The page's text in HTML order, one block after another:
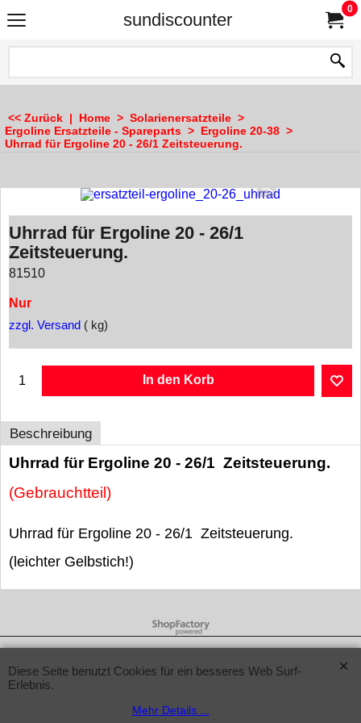
sundiscounter
0
<< Zurück | Home > Solarienersatzteile >
Ergoline Ersatzteile - Spareparts > Ergoline 20-38 >
Uhrrad für Ergoline 20 - 26/1 Zeitsteuerung.
Uhrrad für Ergoline 20 - 26/1
Zeitsteuerung.
81510
Nur
zzgl. Versand kg
In den Korb
Beschreibung
Uhrrad für Ergoline 20 - 26/1 Zeitsteuerung.
(Gebrauchtteil)
Uhrrad für Ergoline 20 - 26/1 Zeitsteuerung.
(leichter Gelbstich!)
WebShop erstellt mit ShopFactory Shop Software.
Diese Seite benutzt Cookies für ein besseres Web Surf-
Erlebnis.
Mehr Details ...